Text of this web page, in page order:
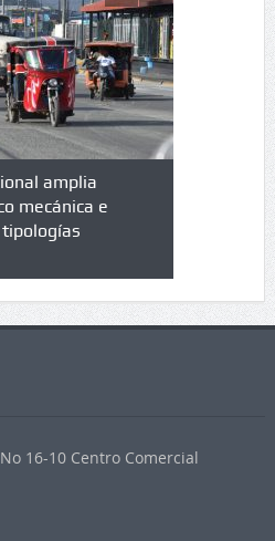
amplia
mecánica e
tipologías
cuáles
16-10 Centro Comercial